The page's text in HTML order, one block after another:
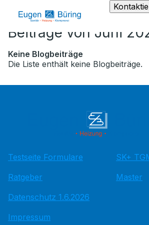
Beiträge von Juni
Keine Blogbeiträge
Die Liste enthält keine Blogbeiträge.
Testseite Formulare
Ratgeber
Datenschutz 1.6.2026
Impressum
SK+
Master